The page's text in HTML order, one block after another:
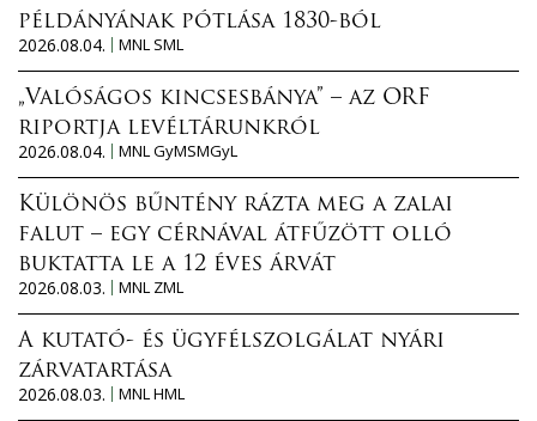
példányának pótlása 1830-ból
2026.08.04.
MNL SML
„Valóságos kincsesbánya” – az ORF
riportja levéltárunkról
2026.08.04.
MNL GyMSMGyL
Különös bűntény rázta meg a zalai
falut – egy cérnával átfűzött olló
buktatta le a 12 éves árvát
2026.08.03.
MNL ZML
A kutató- és ügyfélszolgálat nyári
zárvatartása
2026.08.03.
MNL HML